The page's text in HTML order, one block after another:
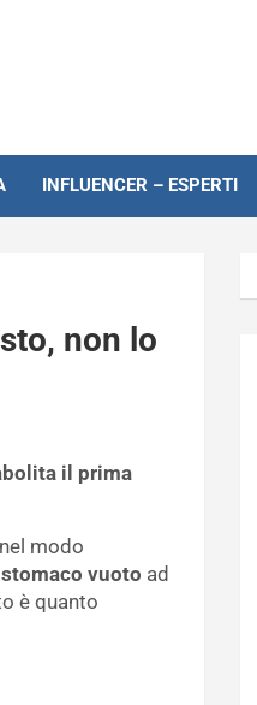
INFLUENCER – ESPERTI
non lo
il prima
modo
vuoto ad
è quanto